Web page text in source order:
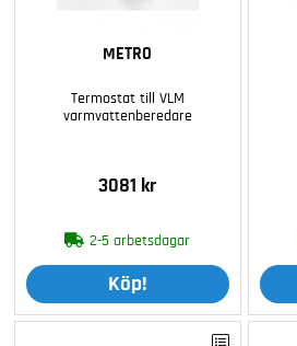
METRO
Termostat till VLM
varmvattenberedare
3081 kr
2-5 arbetsdagar
Köp!